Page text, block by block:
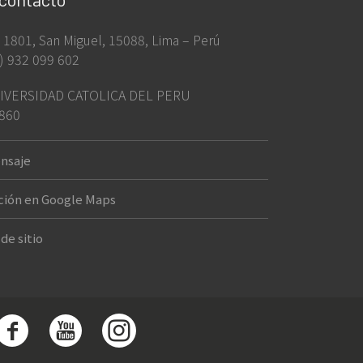
San Miguel, 15088, Lima – Perú
932 099 602
CATOLICA DEL PERU
en Google Maps
sitio